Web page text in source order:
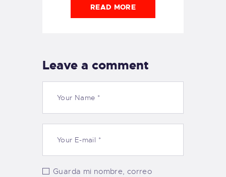
READ MORE
Leave a comment
Guarda mi nombre, correo